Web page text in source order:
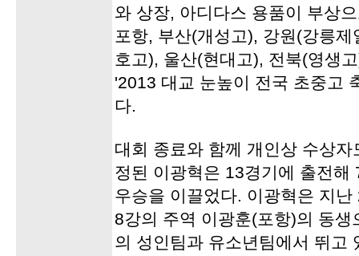
와 상장, 아디다스 용품이 부상
포항, 부산(개성고), 강원(강릉
호고), 울산(현대고), 전북(영생
'2013 대교 눈높이 전국 초중고
다.
대회 종료와 함께 개인상 수상
정된 이광혁은 13경기에 출전
우승을 이끌었다. 이광혁은 지
8강의 주역 이광훈(포항)의 동
의 성인팀과 유소년팀에서 뛰고